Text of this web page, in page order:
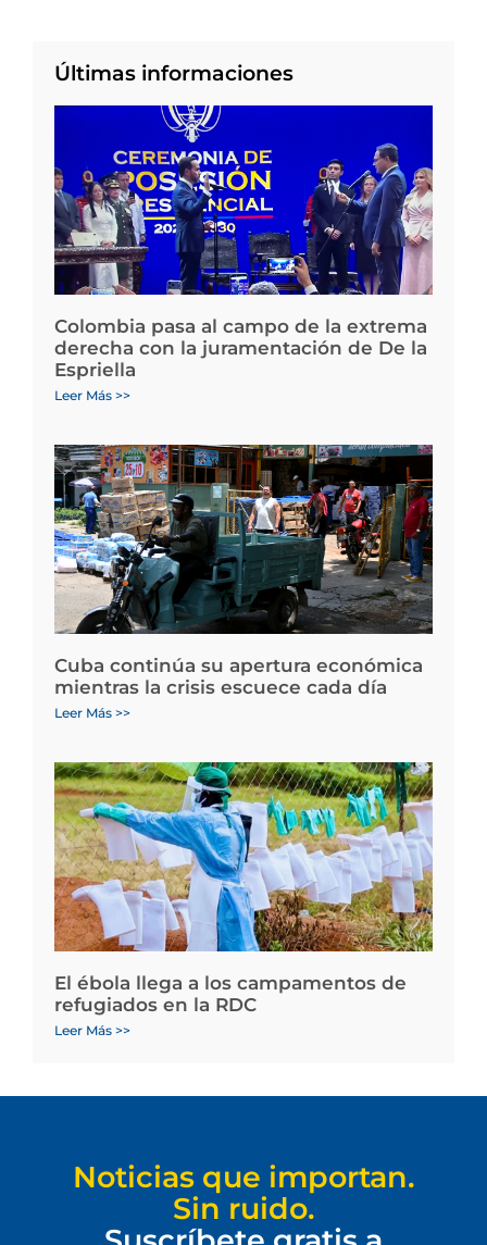
Últimas informaciones
Colombia pasa al campo de la extrema
derecha con la juramentación de De la
Espriella
Leer Más >>
Cuba continúa su apertura económica
mientras la crisis escuece cada día
Leer Más >>
El ébola llega a los campamentos de
refugiados en la RDC
Leer Más >>
Noticias que importan.
Sin ruido.